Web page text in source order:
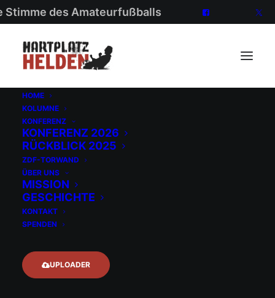
Stimme des Amateurfußballs
HOME
KOLUMNE
KONFERENZ
KONFERENZ 2026
RÜCKBLICK 2025
ZDF-TORWAND
ÜBER UNS
MISSION
GESCHICHTE
KONTAKT
SPENDEN
UPLOADER
Kolumne